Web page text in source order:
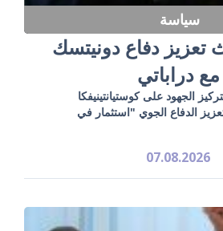
سياسة
تعزيز دفاع دونيتسك
دراباتي
الجهود على كوستيانتينيفكا
الدفاع الجوي "استثمار في
07.08.2026